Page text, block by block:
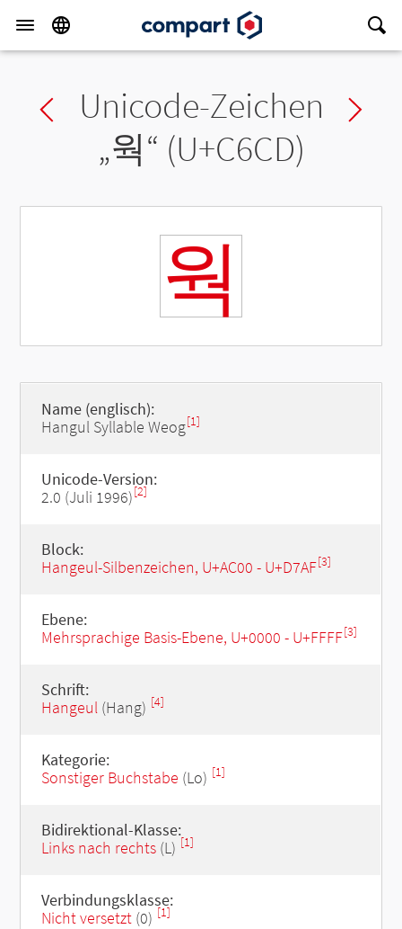
Previous char
Unicode-Zeichen
„웍“ (U+C6CD)
웍
Name (englisch):
Hangul Syllable Weog[1]
Unicode-Version:
2.0 (Juli 1996)[2]
Block:
Hangeul-Silbenzeichen, U+AC00 - U+D7AF[3]
Ebene:
Mehrsprachige Basis-Ebene, U+0000 - U+FFFF[3]
Schrift:
Hangeul(Hang) [4]
Kategorie:
Sonstiger Buchstabe (Lo) [1]
Bidirektional-Klasse:
Links nach rechts(L) [1]
Verbindungsklasse:
Nicht versetzt(0) [1]